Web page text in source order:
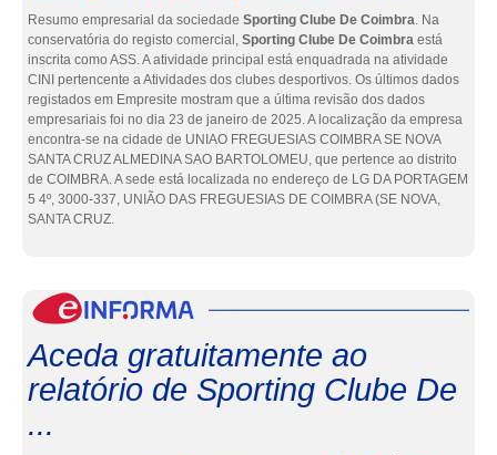
Resumo empresarial da sociedade Sporting Clube De Coimbra. Na
conservatória do registo comercial, Sporting Clube De Coimbra está
inscrita como ASS. A atividade principal está enquadrada na atividade
CINI pertencente a Atividades dos clubes desportivos. Os últimos dados
registados em Empresite mostram que a última revisão dos dados
empresariais foi no dia 23 de janeiro de 2025. A localização da empresa
encontra-se na cidade de UNIAO FREGUESIAS COIMBRA SE NOVA
SANTA CRUZ ALMEDINA SAO BARTOLOMEU, que pertence ao distrito
de COIMBRA. A sede está localizada no endereço de LG DA PORTAGEM
5 4º, 3000-337, UNIÃO DAS FREGUESIAS DE COIMBRA (SE NOVA,
SANTA CRUZ.
Aceda gratuitamente ao
relatório de Sporting Clube De
...